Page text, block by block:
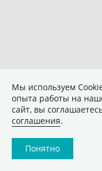
Мы используем
опыта работы на
сайт, вы
соглашения.
Понятно